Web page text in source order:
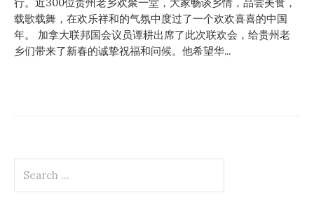
载歌载舞，在欢乐祥和的气氛中度过了一个欢欢喜喜的中国
年。 加拿大联邦国会议员谭耕出席了此次联欢会，给贵州老
乡们带来了新春的诚挚祝福和问候。他希望华...
for: